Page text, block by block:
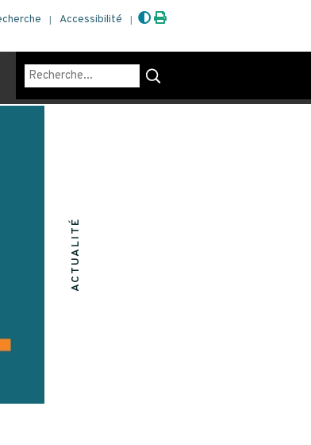
Accessibilité
Rechercher
ACTUALITÉ